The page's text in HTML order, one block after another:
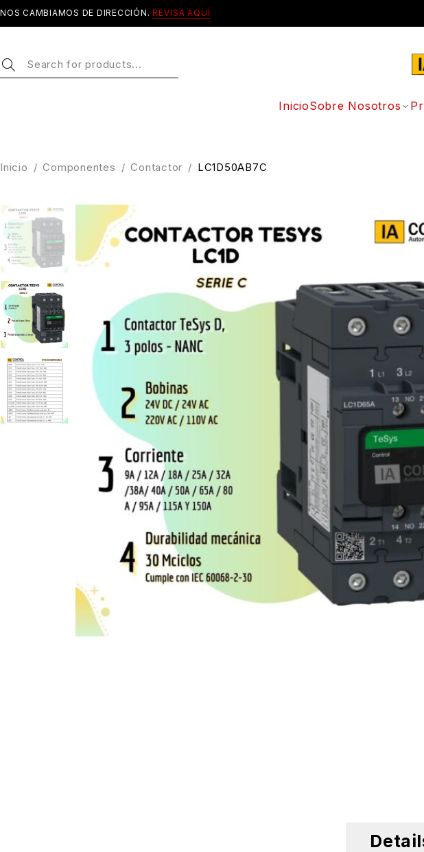
NOS CAMBIAMOS DE DIRECCIÓN. REVISA AQUÍ
InicioSobre Nosotros
Inicio / Componentes / Contactor / LC1D50AB7C